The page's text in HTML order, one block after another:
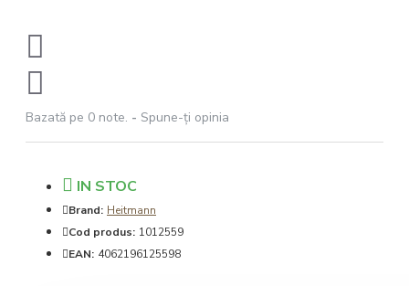
Bazată pe 0 note. - Spune-ţi opinia
IN STOC
Brand: Heitmann
Cod produs: 1012559
EAN: 4062196125598